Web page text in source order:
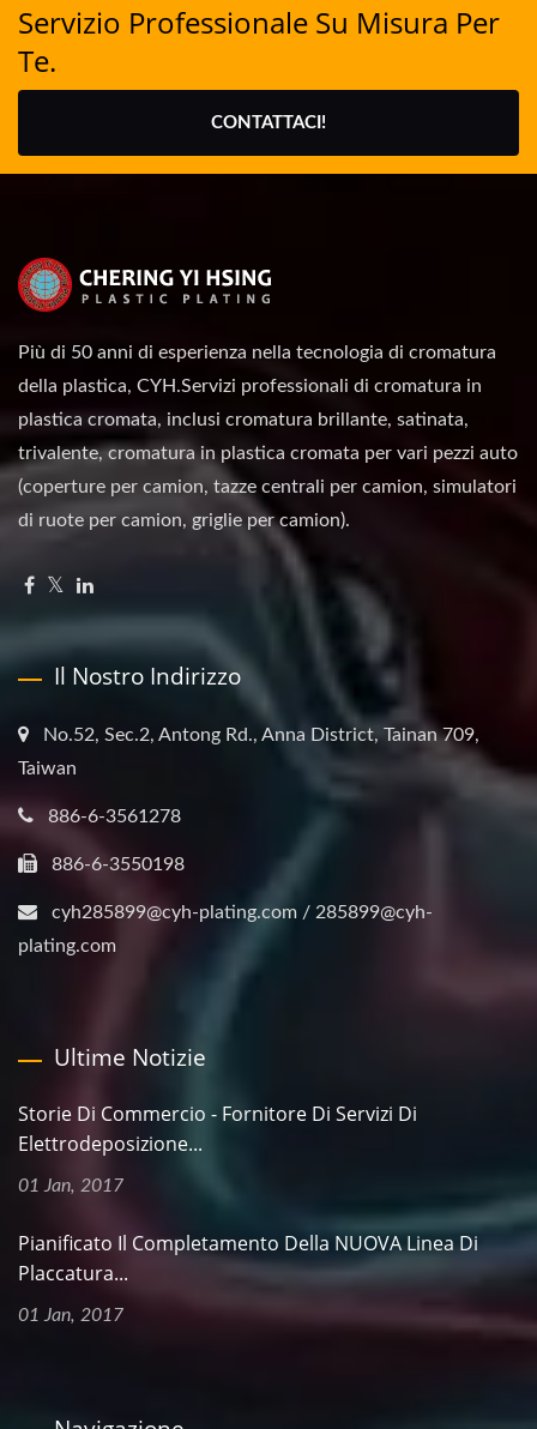
Servizio Professionale Su Misura Per
Te.
CONTATTACI!
Più di 50 anni di esperienza nella tecnologia di cromatura
della plastica, CYH.Servizi professionali di cromatura in
plastica cromata, inclusi cromatura brillante, satinata,
trivalente, cromatura in plastica cromata per vari pezzi auto
(coperture per camion, tazze centrali per camion, simulatori
di ruote per camion, griglie per camion).
Il Nostro Indirizzo
No.52, Sec.2, Antong Rd., Anna District, Tainan 709,
Taiwan
886-6-3561278
886-6-3550198
cyh285899@cyh-plating.com / 285899@cyh-
plating.com
Ultime Notizie
Storie Di Commercio - Fornitore Di Servizi Di
Elettrodeposizione...
01 Jan, 2017
Pianificato Il Completamento Della NUOVA Linea Di
Placcatura...
01 Jan, 2017